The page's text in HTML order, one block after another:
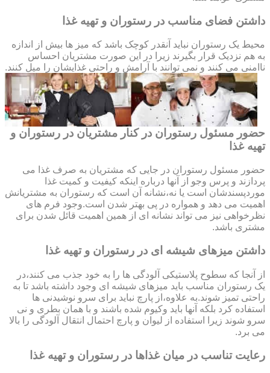
داشتن فضای مناسب در رستوران و تهیه غذا
محیط یک رستوران نباید آنقدر کوچک باشد که میز ها بیش از اندازه
به هم نزدیک قرار بگیرند زیرا در این صورت مشتریان احساس
ناامنی می کنند و نمی توانند با آرامش و راحتی غذایشان را میل کنند.
حضور مسئول رستوران در کنار مشتریان در رستوران و
تهیه غذا
حضور مسئول رستوران در جایی که مشتریان به صرف غذا می
پردازند و پرس وجو از آنها درباره اینکه کیفیت و کمیت غذا
موردپسندشان است یا نه،نشانه آن است که رستوران به مشتریانش
اهمیت می دهد و همواره در پی بهتر شدن است.وجود فرم های
نظرخواهی نیز می تواند نشانه ای از همین اهمیت قائل شدن برای
مشتری باشد.
داشتن میزهای شیشه ای در رستوران و تهیه غذا
از آنجا که سطوح پلاستیکی آلودگی ها را به خود جذب می کنند،در
یک رستوران مناسب باید میزهای شیشه ای وجود داشته باشد تا به
راحتی تمیز شوند.به علاوه،از پارچ نباید برای سرو نوشیدنی ها
استفاده کرد بلکه آنها باید وکیوم شده باشند و با همان بطری و نی
سرو شوند زیرا استفاده از لیوان و پارچ احتمال انتقال آلودگی را بالا
می برد.
رعایت تناسب در میان غذاها در رستوران و تهیه غذا